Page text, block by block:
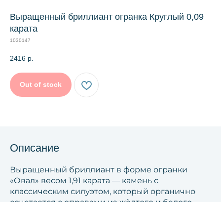
Выращенный бриллиант огранка Круглый 0,09
карата
1030147
2416 р.
Out of stock
Описание
Выращенный бриллиант в форме огранки
«Овал» весом 1,91 карата — камень с
классическим силуэтом, который органично